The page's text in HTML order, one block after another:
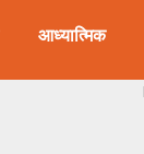
आध्यात्मिक